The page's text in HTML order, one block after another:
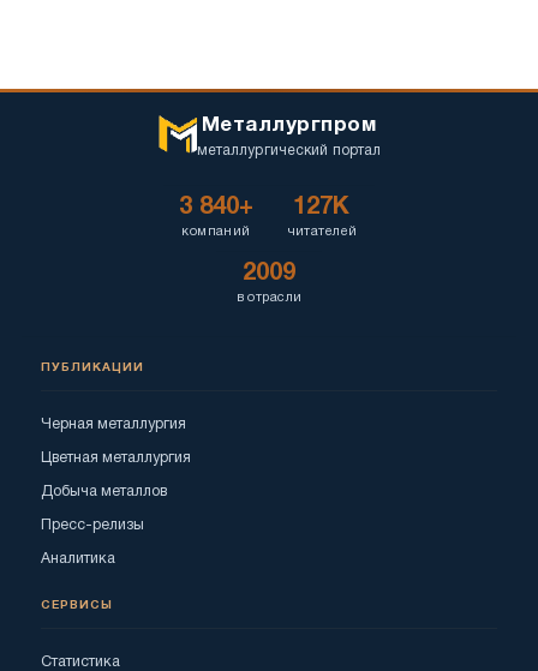
Металлургпром
металлургический портал
3 840+
компаний
127K
читателей
2009
в отрасли
ПУБЛИКАЦИИ
Черная металлургия
Цветная металлургия
Добыча металлов
Пресс-релизы
Аналитика
СЕРВИСЫ
Статистика